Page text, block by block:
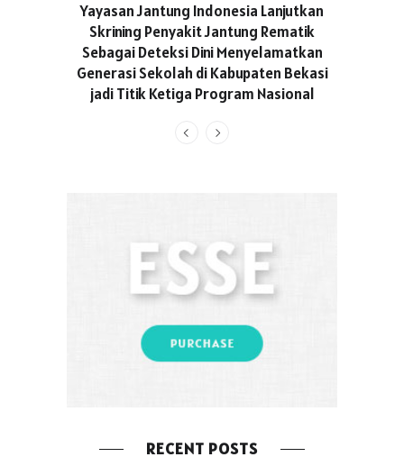
Yayasan Jantung Indonesia Lanjutkan
Skrining Penyakit Jantung Rematik
Sebagai Deteksi Dini Menyelamatkan
Generasi Sekolah di Kabupaten Bekasi
jadi Titik Ketiga Program Nasional
RECENT POSTS